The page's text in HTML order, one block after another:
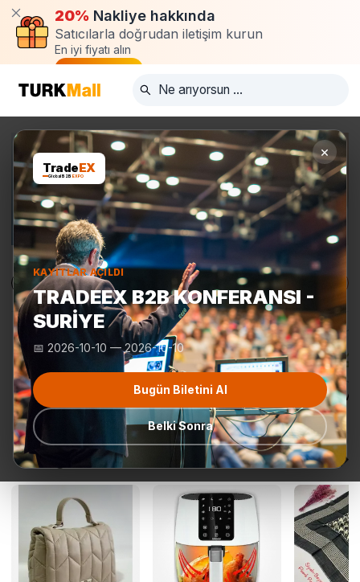
20% Nakliye hakkında
Satıcılarla doğrudan iletişim kurun
En iyi fiyatı alın
Talep oluştur
×
TradeEX
Global B2B EXPO
KAYITLAR AÇILDI
TRADEEX B2B KONFERANSI -
SURIYE
📅 2026-10-10 —2026-10-10
Bugün Biletini Al
Belki Sonra
Ürünler Üreticiler Turkmall Fuarları
Kategoriler
Teklif Talebi En popüler
Hazır
Yeni gelenler